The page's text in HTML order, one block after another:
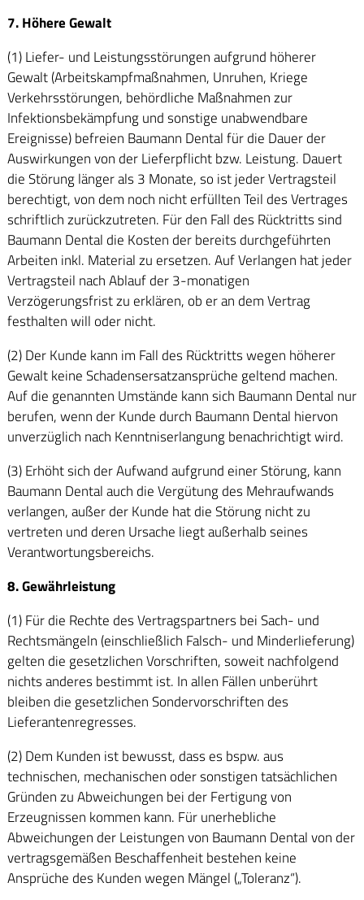
7. Höhere Gewalt
(1) Liefer- und Leistungsstörungen aufgrund höherer
Gewalt (Arbeitskampfmaßnahmen, Unruhen, Kriege
Verkehrsstörungen, behördliche Maßnahmen zur
Infektionsbekämpfung und sonstige unabwendbare
Ereignisse) befreien Baumann Dental für die Dauer der
Auswirkungen von der Lieferpflicht bzw. Leistung. Dauert
die Störung länger als 3 Monate, so ist jeder Vertragsteil
berechtigt, von dem noch nicht erfüllten Teil des Vertrages
schriftlich zurückzutreten. Für den Fall des Rücktritts sind
Baumann Dental die Kosten der bereits durchgeführten
Arbeiten inkl. Material zu ersetzen. Auf Verlangen hat jeder
Vertragsteil nach Ablauf der 3-monatigen
Verzögerungsfrist zu erklären, ob er an dem Vertrag
festhalten will oder nicht.
(2) Der Kunde kann im Fall des Rücktritts wegen höherer
Gewalt keine Schadensersatzansprüche geltend machen.
Auf die genannten Umstände kann sich Baumann Dental nur
berufen, wenn der Kunde durch Baumann Dental hiervon
unverzüglich nach Kenntniserlangung benachrichtigt wird.
(3) Erhöht sich der Aufwand aufgrund einer Störung, kann
Baumann Dental auch die Vergütung des Mehraufwands
verlangen, außer der Kunde hat die Störung nicht zu
vertreten und deren Ursache liegt außerhalb seines
Verantwortungsbereichs.
8. Gewährleistung
(1) Für die Rechte des Vertragspartners bei Sach- und
Rechtsmängeln (einschließlich Falsch- und Minderlieferung)
gelten die gesetzlichen Vorschriften, soweit nachfolgend
nichts anderes bestimmt ist. In allen Fällen unberührt
bleiben die gesetzlichen Sondervorschriften des
Lieferantenregresses.
(2) Dem Kunden ist bewusst, dass es bspw. aus
technischen, mechanischen oder sonstigen tatsächlichen
Gründen zu Abweichungen bei der Fertigung von
Erzeugnissen kommen kann. Für unerhebliche
Abweichungen der Leistungen von Baumann Dental von der
vertragsgemäßen Beschaffenheit bestehen keine
Ansprüche des Kunden wegen Mängel („Toleranz“).